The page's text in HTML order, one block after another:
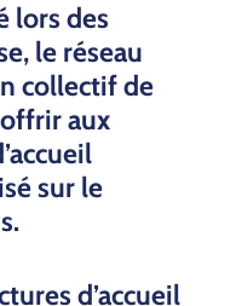
lors des
le réseau
collectif de
aux
sur le
d’accueil